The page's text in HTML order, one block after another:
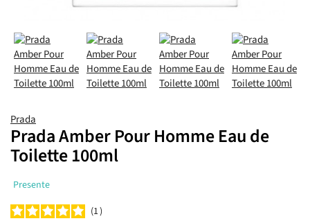
Prada
Prada Amber Pour Homme Eau de
Toilette 100ml
Presente
1